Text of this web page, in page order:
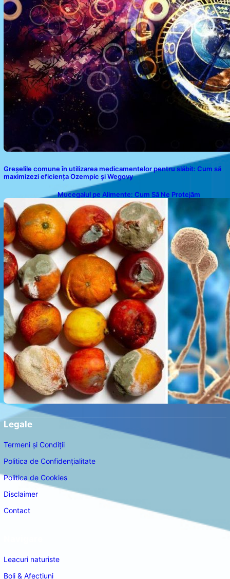
Greșelile comune în utilizarea medicamentelor pentru slăbit: Cum să
maximizezi eficiența Ozempic și Wegovy
Mucegaiul pe Alimente: Cum Să Ne Protejăm
Sănătatea?
Legale
Termeni și Condiții
Politica de Confidențialitate
Politica de Cookies
Disclaimer
Contact
Leacuri naturiste
Boli & Afectiuni